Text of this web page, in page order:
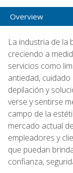
Overview
La industria de la
creciendo a
servicios como
antiedad,
depilación y
verse y sentirse
campo de la
mercado actual
empleadores y
que puedan
confianza,